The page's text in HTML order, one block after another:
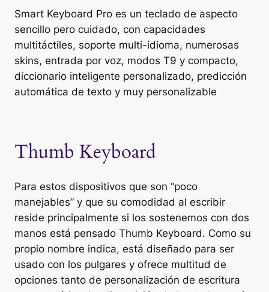
Smart Keyboard Pro es un teclado de aspecto
sencillo pero cuidado, con capacidades
multitáctiles, soporte multi-idioma, numerosas
skins, entrada por voz, modos T9 y compacto,
diccionario inteligente personalizado, predicción
automática de texto y muy personalizable
Thumb Keyboard
Para estos dispositivos que son “poco
manejables” y que su comodidad al escribir
reside principalmente si los sostenemos con dos
manos está pensado Thumb Keyboard. Como su
propio nombre indica, está diseñado para ser
usado con los pulgares y ofrece multitud de
opciones tanto de personalización de escritura